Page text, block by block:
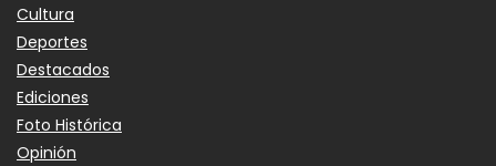
Cultura
Deportes
Destacados
Ediciones
Foto Histórica
Opinión